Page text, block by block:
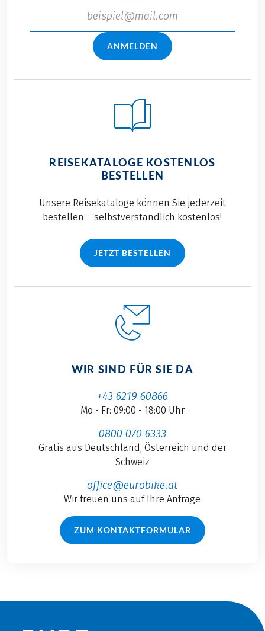
ANMELDEN
REISEKATALOGE KOSTENLOS
BESTELLEN
Unsere Reisekataloge können Sie jederzeit
bestellen – selbstverständlich kostenlos!
JETZT BESTELLEN
WIR SIND FÜR SIE DA
+43 6219 60866
Mo - Fr: 09:00 - 18:00 Uhr
0800 070 6333
Gratis aus Deutschland, Österreich und der
Schweiz
office@eurobike.at
Wir freuen uns auf Ihre Anfrage
ZUM KONTAKTFORMULAR